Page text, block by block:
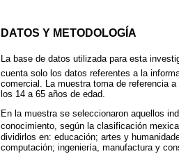
DATOS Y METODOLOGÍA
La base de datos utilizada para esta
cuenta solo los datos referentes a la
comercial. La muestra toma de referencia
los 14 a 65 años de edad.
En la muestra se seleccionaron aquellos
conocimiento, según la clasificación
dividirlos en: educación; artes y
computación; ingeniería, manufactura y